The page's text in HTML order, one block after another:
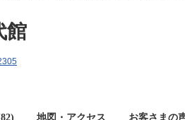
館
地図・アクセス お客さまの